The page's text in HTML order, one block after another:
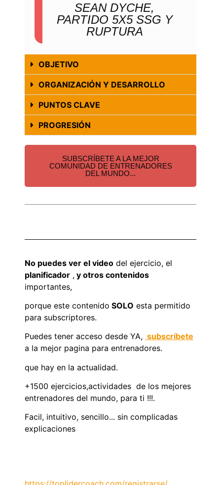
SEAN DYCHE,
PARTIDO 5X5 SSG Y
RUPTURA
OBJETIVO
ORGANIZACIÓN Y DESARROLLO
PUNTOS CLAVE
PROGRESIÓN
SUBSCRÍBETE A LA MEJOR
COMUNIDAD DE ENTRENADORES
DEL MUNDO...
No puedes ver el video del ejercicio, el
planificador , y otros contenidos
importantes,
porque este contenido SOLO esta permitido
para subscriptores.
Puedes tener acceso desde YA, subscríbete
a la mejor pagina para entrenadores.
que hay en la actualidad.
+1500 ejercicios,actividades de los mejores
entrenadores del mundo, para ti !!!.
Facil, intuitivo, sencillo... sin complicadas
explicaciones